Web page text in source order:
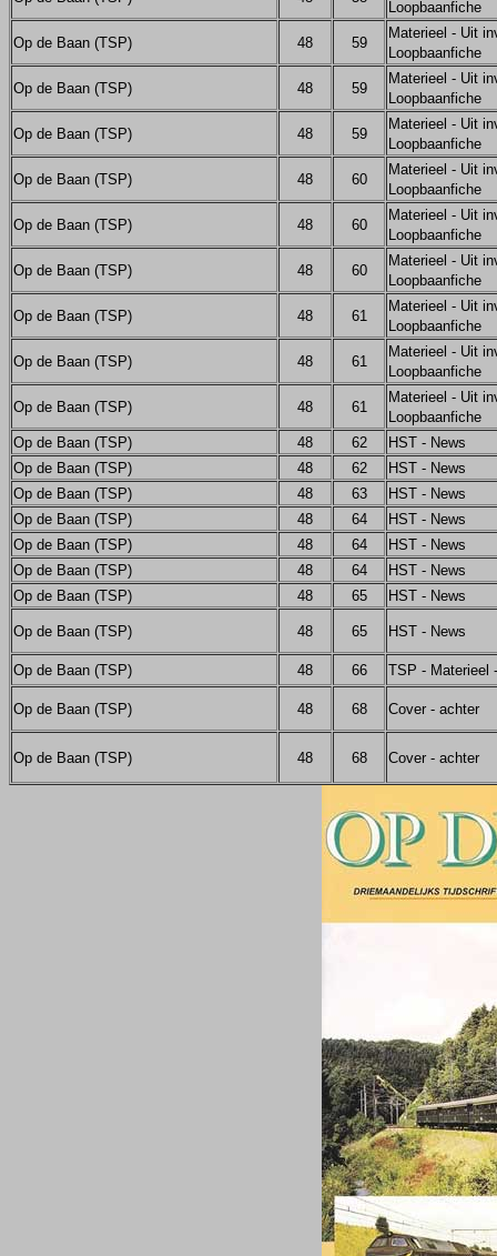
Loopbaanfiche
Op de Baan (TSP) 48 59
Materieel - Uit
Loopbaanfiche
Op de Baan (TSP) 48 59
Materieel - Uit
Loopbaanfiche
Op de Baan (TSP) 48 59
Materieel - Uit
Loopbaanfiche
Op de Baan (TSP) 48 60
Materieel - Uit
Loopbaanfiche
Op de Baan (TSP) 48 60
Materieel - Uit
Loopbaanfiche
Op de Baan (TSP) 48 60
Materieel - Uit
Loopbaanfiche
Op de Baan (TSP) 48 61
Materieel - Uit
Loopbaanfiche
Op de Baan (TSP) 48 61
Materieel - Uit
Loopbaanfiche
Op de Baan (TSP) 48 61
Materieel - Uit
Loopbaanfiche
Op de Baan (TSP)
48 62
HST - News
Op de Baan (TSP)
48 62
HST - News
Op de Baan (TSP)
48 63
HST - News
Op de Baan (TSP)
48 64
HST - News
Op de Baan (TSP)
48 64
HST - News
Op de Baan (TSP)
48 64
HST - News
Op de Baan (TSP)
48 65 HST - News
Op de Baan (TSP) 48 65 HST - News
Op de Baan (TSP) 48 66 TSP - Materieel
Op de Baan (TSP) 48 68 Cover - achter
Op de Baan (TSP) 48 68 Cover - achter